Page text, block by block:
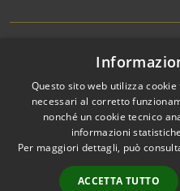
Accessibilità
Privacy
Mappa del sito
Cloud Office
Questo sito web utilizza
necessari al corretto
nonché un cookie tecnico
informazioni
Per maggiori dettagli, può
ACCETTA TUTTO